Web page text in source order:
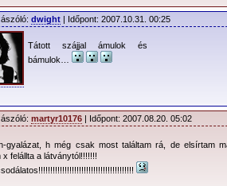
dwight | Időpont: 2007.10.31. 00:25
Tátott szájjal ámulok és
bámulok…
martyr10176 | Időpont: 2007.08.20. 05:02
gyalázat, h még csak most találtam rá, de elsírtam
x felállta a látványtól!!!!!!!